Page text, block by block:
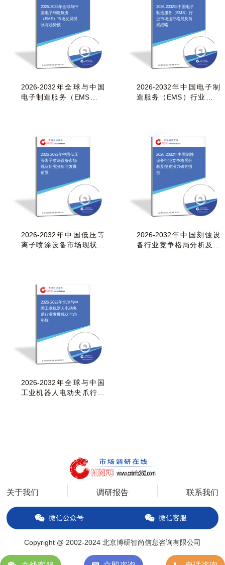
2026-2032年全球与中
国电子制造服务
（EMS）市场发展现
状与趋势预
2026-2032年全球与中国
电子制造服务（EMS）市
2026-2032年中国电子
制造服务（EMS）行
业市场运行格局及前
景战略
2026-2032年中国电子制
造服务（EMS）行业市场
2026-2032年中国低压
等离子喷涂设备市场
现状研究分析与发展
前景
2026-2032年中国低压等
离子喷涂设备市场现状研
2026-2032年中国刻蚀
设备行业竞争格局分
析及投资潜力研究报
告
2026-2032年中国刻蚀设
备行业竞争格局分析及投
2026-2032年全球与中
国工业机器人电动夹
爪行业发展现状与趋
势预
2026-2032年全球与中国
工业机器人电动夹爪行业
关于我们 调研报告 联系我们
微信公众号 微信客服
Copyright @ 2002-2024 北京博研智尚信息咨询有限公司
备案号：京ICP备14034627号-2